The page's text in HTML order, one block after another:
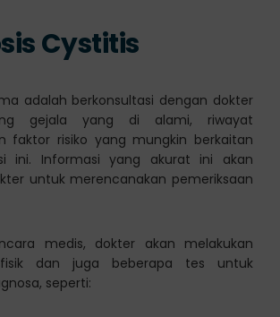
Cystitis
adalah berkonsultasi dengan dokter
gejala yang di alami, riwayat
faktor risiko yang mungkin berkaitan
ini. Informasi yang akurat ini akan
untuk merencanakan pemeriksaan
medis, dokter akan melakukan
fisik dan juga beberapa tes untuk
seperti: